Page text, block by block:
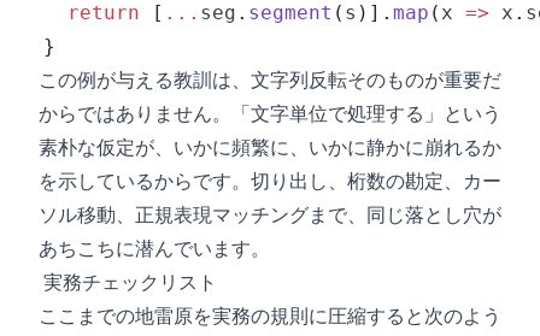
return
[ ... seg . segment ( s ) ] . map ( x => x .
}
この例が与える教訓は、文字列反転そのものが重要だ
からではありません。「文字単位で処理する」という
素朴な仮定が、いかに頻繁に、いかに静かに崩れるか
を示しているからです。切り出し、桁数の勘定、カー
ソル移動、正規表現マッチングまで、同じ落とし穴が
あちこちに潜んでいます。
実務チェックリスト
ここまでの地雷原を実務の規則に圧縮すると次のよう